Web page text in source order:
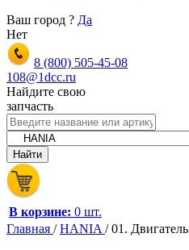
Ваш город ? Да
Нет
8 (800) 505-45-08
108@1dcc.ru
Найдите свою
запчасть
В корзине: 0 шт.
Главная /HANIA /01. Двигатель